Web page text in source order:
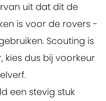
uit dat dit de
is voor de rovers -
Scouting is
dus bij voorkeur
een stevig stuk